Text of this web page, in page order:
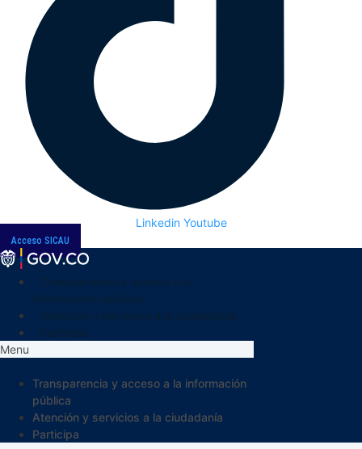
Linkedin Youtube
Acceso SICAU
Menu
Transparencia y acceso a la información
pública
Atención y servicios a la ciudadanía
Participa